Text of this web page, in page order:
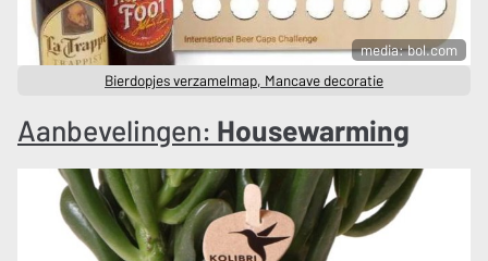
media: bol.com
Bierdopjes verzamelmap, Mancave decoratie
Aanbevelingen: Housewarming